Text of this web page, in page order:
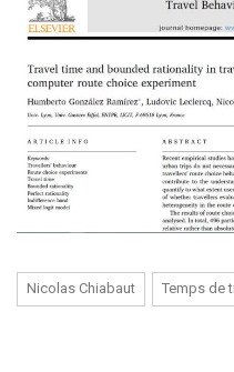
Nicolas Chiabaut Temps de